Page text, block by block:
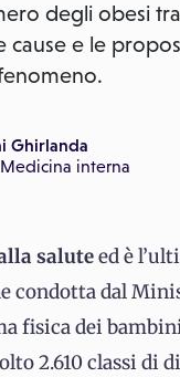
degli obesi
cause e le
Ghirlanda
Medicina interna
saluteed è
condotta dal
fisica dei
2.610 classi di